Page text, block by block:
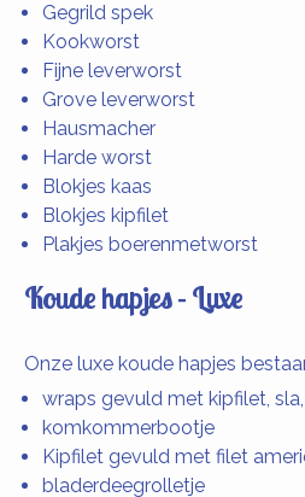
Gegrild spek
Kookworst
Fijne leverworst
Grove leverworst
Hausmacher
Harde worst
Blokjes kaas
Blokjes kipfilet
Plakjes boerenmetworst
Koude hapjes - Luxe
Onze luxe koude hapjes
wraps gevuld met kipfilet,
komkommerbootje
Kipfilet gevuld met filet
bladerdeegrolletje